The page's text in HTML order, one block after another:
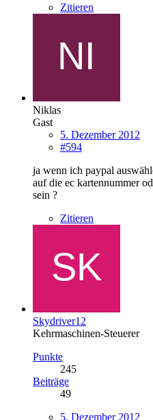
Zitieren
Niklas
Gast
5. Dezember 2012
#594
ja wenn ich paypal
auf die ec kartennummer
sein ?
Zitieren
Skydriver12
Kehrmaschinen-Steuerer
Punkte
245
Beiträge
49
5. Dezember 2012